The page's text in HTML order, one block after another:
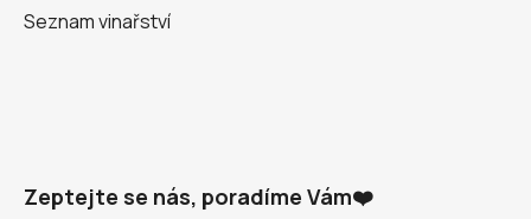
Seznam vinařství
Zeptejte se nás, poradíme Vám❤️